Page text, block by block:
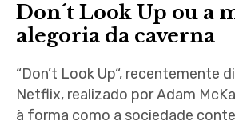
Don´t Look Up ou a
alegoria da caverna
“Don’t Look Up“, recentemente
Netflix, realizado por Adam
à forma como a sociedade